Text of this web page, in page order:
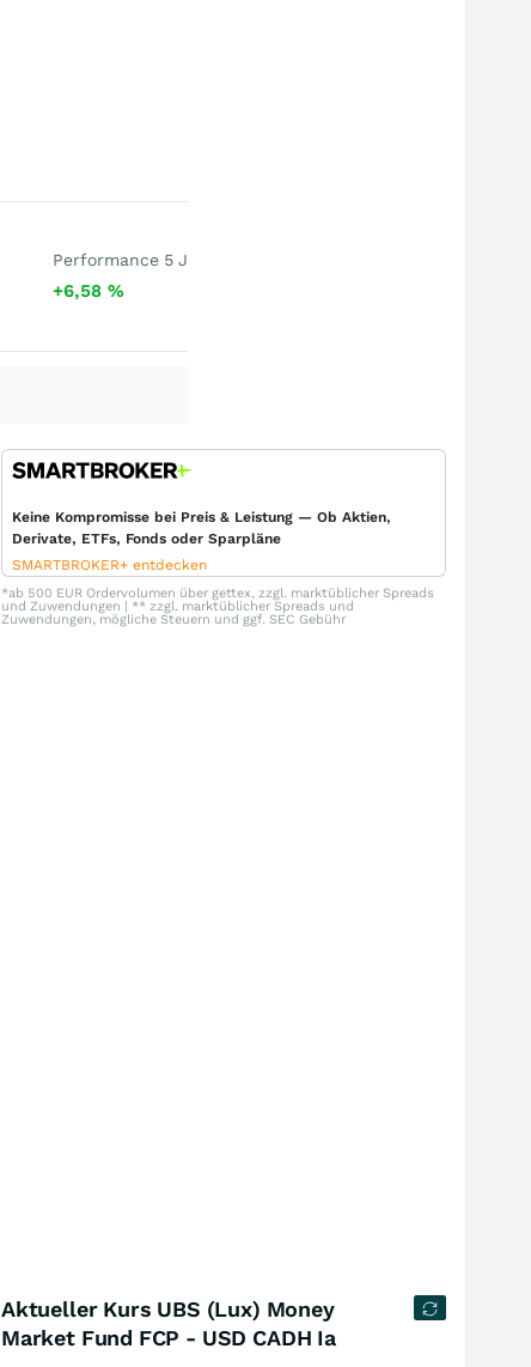
Performance 5 J
+6,58 %
Keine Kompromisse bei Preis & Leistung — Ob Aktien,
Derivate, ETFs, Fonds oder Sparpläne
SMARTBROKER+ entdecken
*ab 500 EUR Ordervolumen über gettex, zzgl. marktüblicher Spreads
und Zuwendungen | ** zzgl. marktüblicher Spreads und
Zuwendungen, mögliche Steuern und ggf. SEC Gebühr
Aktueller Kurs UBS (Lux) Money
Market Fund FCP - USD CADH Ia